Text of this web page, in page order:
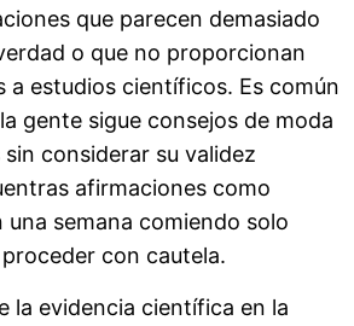
que parecen demasiado
o que no proporcionan
a estudios científicos. Es común
gente sigue consejos de moda
considerar su validez
afirmaciones como
una semana comiendo solo
con cautela.
la evidencia científica en la